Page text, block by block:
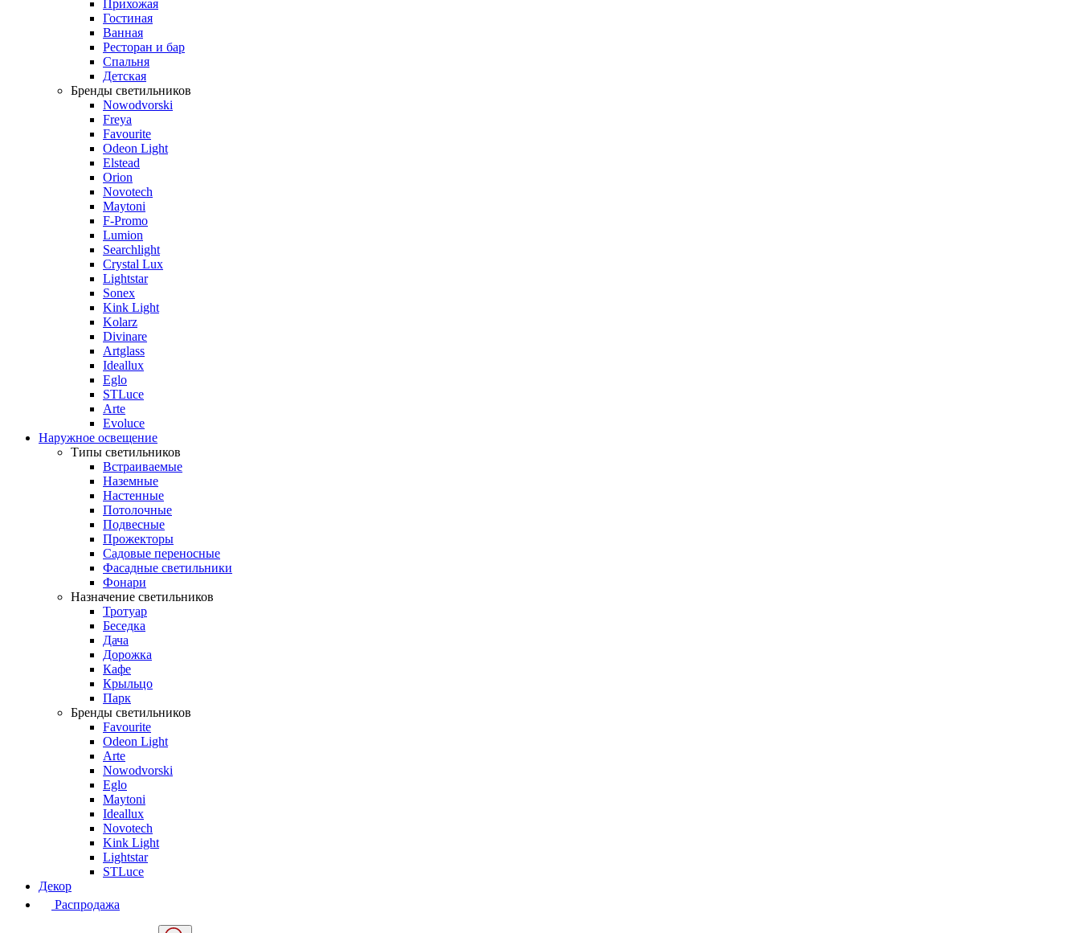
Прихожая
Гостиная
Ванная
Ресторан и бар
Спальня
Детская
Бренды светильников
Nowodvorski
Freya
Favourite
Odeon Light
Elstead
Orion
Novotech
Maytoni
F-Promo
Lumion
Searchlight
Crystal Lux
Lightstar
Sonex
Kink Light
Kolarz
Divinare
Artglass
Ideallux
Eglo
STLuce
Arte
Evoluce
Наружное освещение
Типы светильников
Встраиваемые
Наземные
Настенные
Потолочные
Подвесные
Прожекторы
Садовые переносные
Фасадные светильники
Фонари
Назначение светильников
Тротуар
Беседка
Дача
Дорожка
Кафе
Крыльцо
Парк
Бренды светильников
Favourite
Odeon Light
Arte
Nowodvorski
Eglo
Maytoni
Ideallux
Novotech
Kink Light
Lightstar
STLuce
Декор
Распродажа